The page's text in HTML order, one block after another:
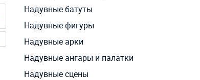
Надувные батуты
Надувные фигуры
Надувные арки
Надувные ангары и палатки
Надувные сцены